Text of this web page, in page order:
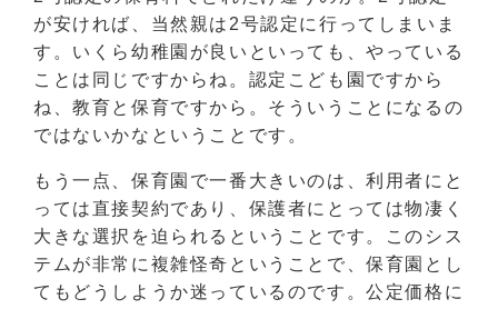
が安ければ、当然親は2号認定に行ってしまいま
す。いくら幼稚園が良いといっても、やっている
ことは同じですからね。認定こども園ですから
ね、教育と保育ですから。そういうことになるの
ではないかなということです。
もう一点、保育園で一番大きいのは、利用者にと
っては直接契約であり、保護者にとっては物凄く
大きな選択を迫られるということです。このシス
テムが非常に複雑怪奇ということで、保育園とし
てもどうしようか迷っているのです。公定価格に